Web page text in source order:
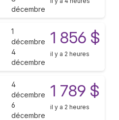
décembre
1
décembre
4
décembre
1 856 $
il y a 2 heures
4
décembre
6
décembre
1 789 $
il y a 2 heures